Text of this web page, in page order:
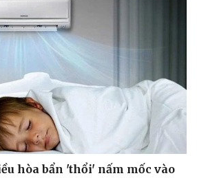
hòa bẩn 'thổi' nấm mốc vào